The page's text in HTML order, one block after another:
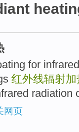
for
红外线辐射
radiation
网页